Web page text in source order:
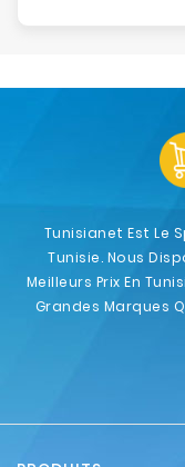
Tunisianet Est Le
Tunisie. Nous
Meilleurs Prix En
Grandes Marques